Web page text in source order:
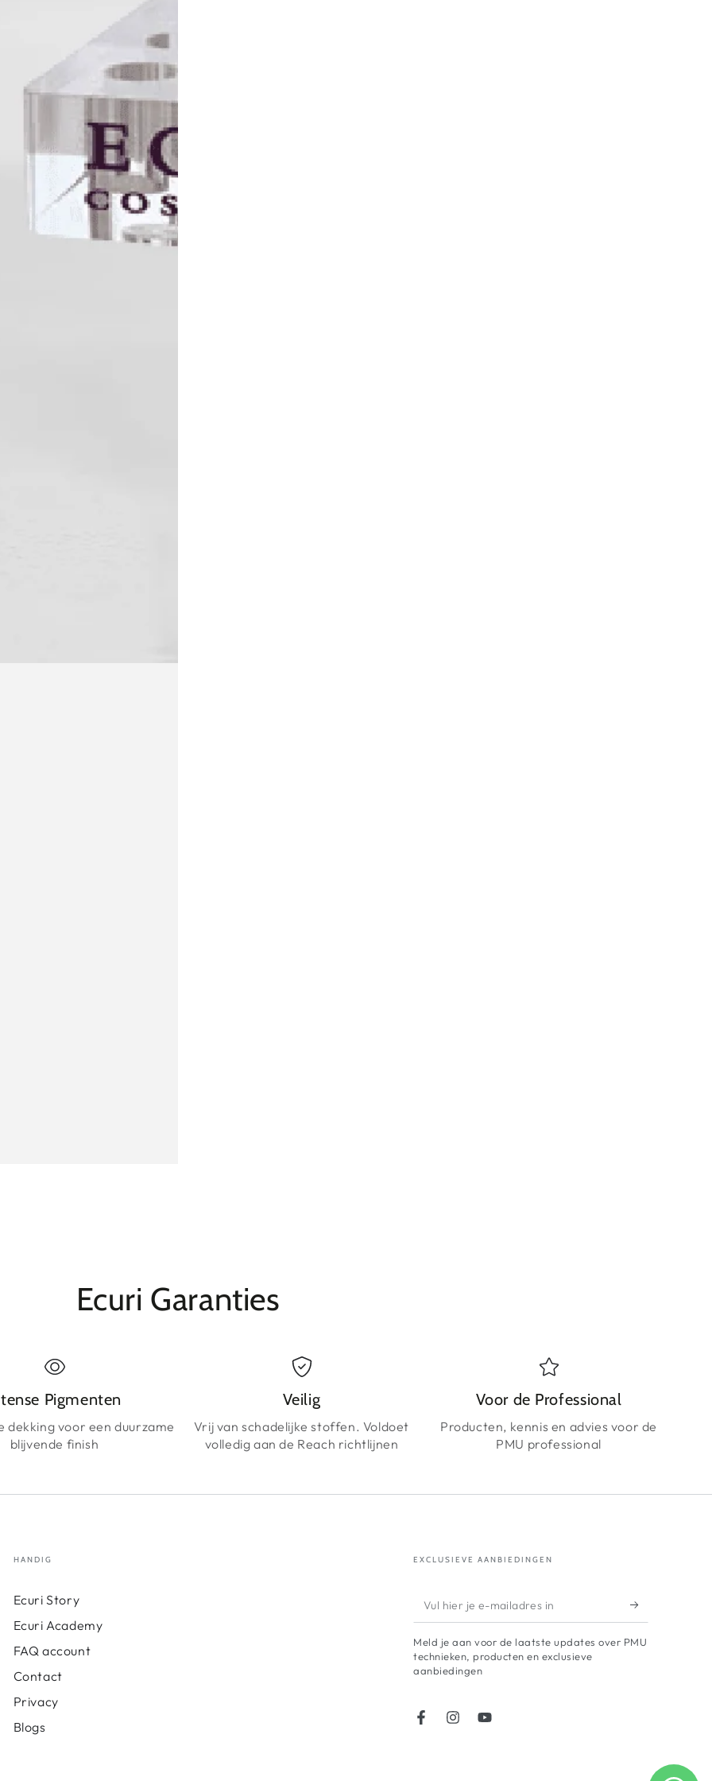
Ecuri Garanties
Pigmenten
dekking voor een duurzame
blijvende finish
Veilig
Vrij van schadelijke stoffen. Voldoet
volledig aan de Reach richtlijnen
Voor de Professional
Producten, kennis en advies voor de
PMU professional
HANDIG
Ecuri Story
Ecuri Academy
FAQ account
Contact
Privacy
Blogs
EXCLUSIEVE AANBIEDINGEN
Vul
hier
je
e-
in
Meld je aan voor de laatste updates over PMU
technieken, producten en exclusieve
aanbiedingen
FacebookInstagramYouTube